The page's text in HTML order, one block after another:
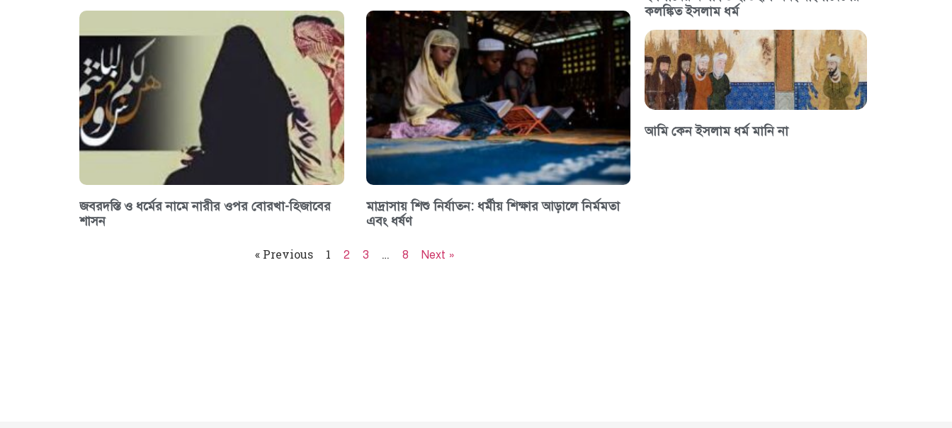
জবরদস্তি ও ধর্মের নামে নারীর ওপর বোরখা-হিজাবের
শাসন
মাদ্রাসায় শিশু নির্যাতন: ধর্মীয় শিক্ষার আড়ালে নির্মমতা
এবং ধর্ষণ
« Previous 1 2 3 … 8 Next »
কলঙ্কিত ইসলাম ধর্ম
আমি কেন ইসলাম ধর্ম মানি না